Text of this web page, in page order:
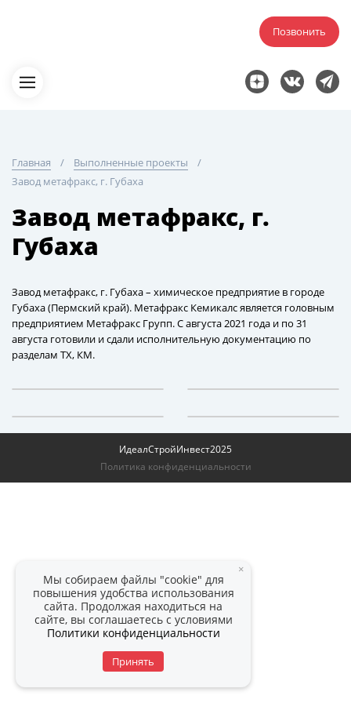
Позвонить
Главная
Выполненные проекты
Завод метафракс, г. Губаха
Завод метафракс, г.
Губаха
Завод метафракс, г. Губаха – химическое предприятие в городе
Губаха (Пермский край). Метафракс Кемикалс является головным
предприятием Метафракс Групп. С августа 2021 года и по 31
августа готовили и сдали исполнительную документацию по
разделам ТХ, КМ.
ИдеалСтройИнвест2025
Политика конфиденциальности
×
Мы собираем файлы "cookie" для
повышения удобства использования
сайта. Продолжая находиться на
сайте, вы соглашаетесь с условиями
Политики конфиденциальности
Принять